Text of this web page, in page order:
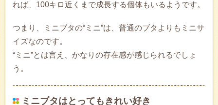
れば、100キロ近くまで成長する個体もいるようです。
つまり、ミニブタの“ミニ”は、普通のブタよりもミニサ
イズなのです。
“ミニ”とは言え、かなりの存在感が感じられるでしょ
う。
ミニブタはとってもきれい好き